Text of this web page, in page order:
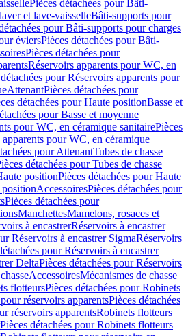
Pièces détachées pour Bâti-
et lave-vaisselleBâti-supports pour
pour Bâti-supports pour charges
éviersPièces détachées pour Bâti-
Pièces détachées pour
Réservoirs apparents pour WC, en
pour Réservoirs apparents pour
AttenantPièces détachées pour
détachées pour Haute positionBasse et
pour Basse et moyenne
pour WC, en céramique sanitairePièces
pour WC, en céramique
pour AttenantTubes de chasse
détachées pour Tubes de chasse
positionPièces détachées pour Haute
positionAccessoiresPièces détachées pour
Pièces détachées pour
ManchettesMamelons, rosaces et
à encastrerRéservoirs à encastrer
Réservoirs à encastrer SigmaRéservoirs
pour Réservoirs à encastrer
DeltaPièces détachées pour Réservoirs
AccessoiresMécanismes de chasse
flotteursPièces détachées pour Robinets
réservoirs apparentsPièces détachées
réservoirs apparentsRobinets flotteurs
Pièces détachées pour Robinets flotteurs